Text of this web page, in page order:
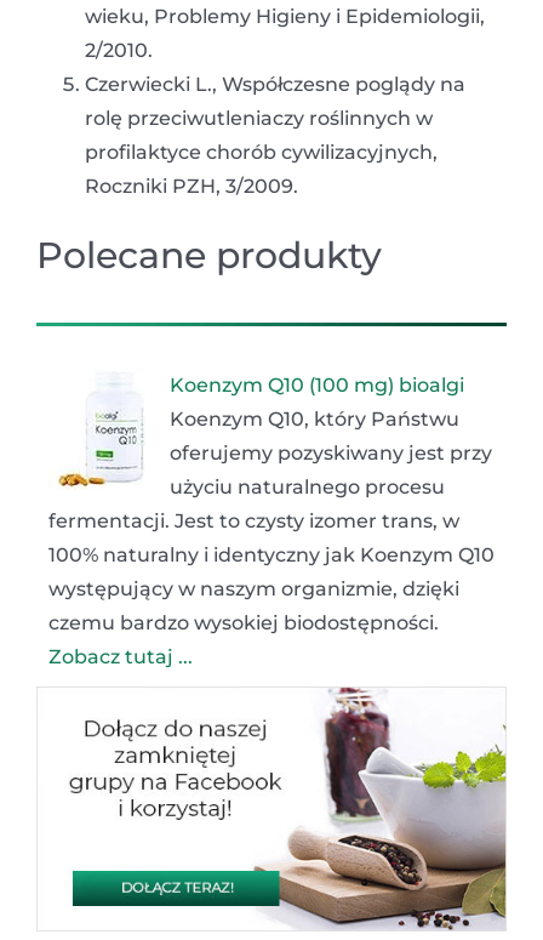
wieku, Problemy Higieny i Epidemiologii,
2/2010.
Czerwiecki L., Współczesne poglądy na
rolę przeciwutleniaczy roślinnych w
profilaktyce chorób cywilizacyjnych,
Roczniki PZH, 3/2009.
Polecane produkty
Koenzym Q10 (100 mg) bioalgi
Koenzym Q10, który Państwu
oferujemy pozyskiwany jest przy
użyciu naturalnego procesu
fermentacji. Jest to czysty izomer trans, w
100% naturalny i identyczny jak Koenzym Q10
występujący w naszym organizmie, dzięki
czemu bardzo wysokiej biodostępności.
Zobacz tutaj ...